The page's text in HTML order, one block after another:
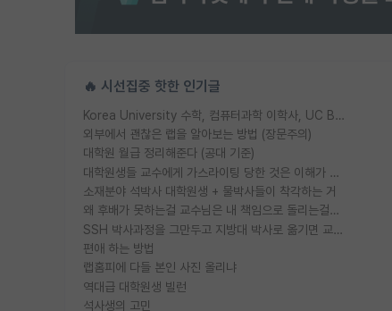
🔥 시선집중 핫한 인기글
Korea University 수학, 컴퓨터과학 이학사, UC Berkeley 산업공학 대학원 공학박사가 되는 것은 쉽지 않겠죠?
외부에서 괜찮은 랩을 알아보는 방법 (장문주의)
대학원 월급 정리해준다 (공대 기준)
대학원생들 교수에게 가스라이팅 당한 것은 이해가 갑니다. 안타깝네요.
소재분야 석박사 대학원생 + 물박사들이 착각하는 거
왜 후배가 못하는걸 교수님은 내 책임으로 돌리는걸까요?
SSH 박사과정을 그만두고 지방대 박사로 옮기면 교수의 꿈은 끝일까요?
편애 하는 방법
랩홈피에 다들 본인 사진 올리냐
역대급 대학원생 빌런
석사생의 고민